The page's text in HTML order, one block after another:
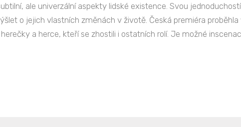
ale univerzální aspekty lidské existence. Svou
o jejich vlastních změnách v životě. Česká premiéra
a herce, kteří se zhostili i ostatních rolí. Je možné